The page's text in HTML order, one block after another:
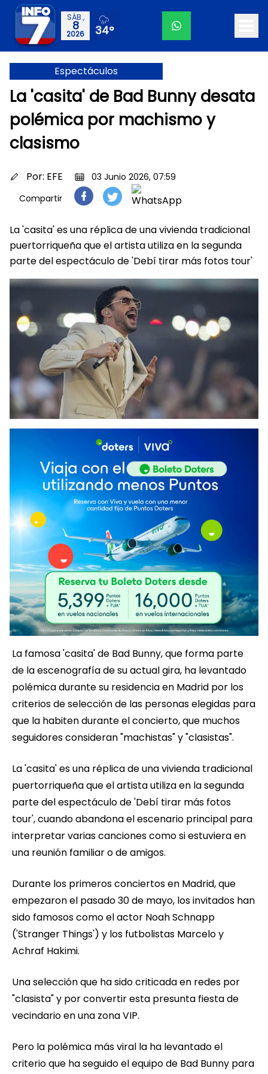
SÁB.,
8
2026 34°
Espectáculos
La 'casita' de Bad Bunny desata
polémica por machismo y
clasismo
Por: EFE
03 Junio 2026, 07:59
Compartir
La 'casita' es una réplica de una vivienda tradicional
puertorriqueña que el artista utiliza en la segunda
parte del espectáculo de 'Debí tirar más fotos tour'
La famosa 'casita' de Bad Bunny, que forma parte
de la escenografía de su actual gira, ha levantado
polémica durante su residencia en Madrid por los
criterios de selección de las personas elegidas para
que la habiten durante el concierto, que muchos
seguidores consideran "machistas" y "clasistas".
La 'casita' es una réplica de una vivienda tradicional
puertorriqueña que el artista utiliza en la segunda
parte del espectáculo de 'Debí tirar más fotos
tour', cuando abandona el escenario principal para
interpretar varias canciones como si estuviera en
una reunión familiar o de amigos.
Durante los primeros conciertos en Madrid, que
empezaron el pasado 30 de mayo, los invitados han
sido famosos como el actor Noah Schnapp
('Stranger Things') y los futbolistas Marcelo y
Achraf Hakimi.
Una selección que ha sido criticada en redes por
"clasista" y por convertir esta presunta fiesta de
vecindario en una zona VIP.
Pero la polémica más viral la ha levantado el
criterio que ha seguido el equipo de Bad Bunny para